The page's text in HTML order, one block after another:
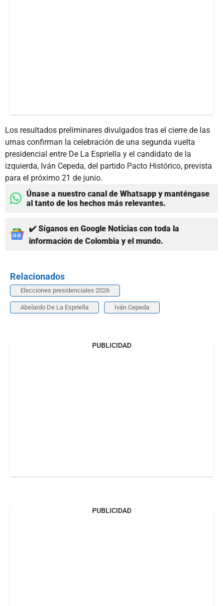
Los resultados preliminares divulgados tras el cierre de las
urnas confirman la celebración de una segunda vuelta
presidencial entre De La Espriella y el candidato de la
izquierda, Iván Cepeda, del partido Pacto Histórico, prevista
para el próximo 21 de junio.
Únase a nuestro canal de Whatsapp y manténgase
al tanto de los hechos más relevantes.
✔️ Síganos en Google Noticias con toda la
información de Colombia y el mundo.
Relacionados
Elecciones presidenciales 2026
Abelardo De La Espriella Iván Cepeda
PUBLICIDAD
PUBLICIDAD